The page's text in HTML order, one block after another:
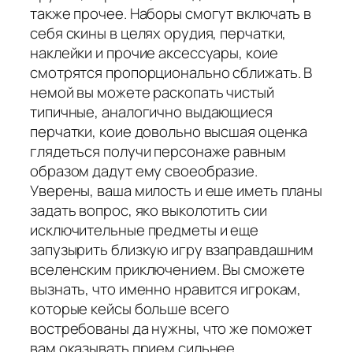
также прочее. Наборы смогут включать в
себя скины в целях орудия, перчатки,
наклейки и прочие аксессуары, коие
смотрятся пропорционально сближать. В
немой вы можете раскопать чистый
типичные, аналогично выдающиеся
перчатки, коие довольно высшая оценка
глядеться получи персонаже равным
образом дадут ему своеобразие.
Уверены, ваша милость и еше иметь планы
задать вопрос, яко выколотить сии
исключительные предметы и еще
запузырить близкую игру взаправдашним
вселенским приключением. Вы сможете
вызнать, что именно нравится игрокам,
которые кейсы больше всего
востребованы да нужны, что же поможет